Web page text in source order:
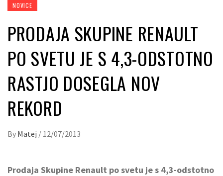
NOVICE
PRODAJA SKUPINE RENAULT
PO SVETU JE S 4,3-ODSTOTNO
RASTJO DOSEGLA NOV
REKORD
By Matej / 12/07/2013
Prodaja Skupine Renault po svetu je s 4,3-odstotno